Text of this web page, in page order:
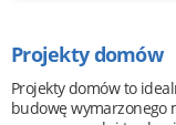
Projekty domów
Projekty domów to
budowę wymarzonego